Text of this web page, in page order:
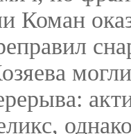
Коман